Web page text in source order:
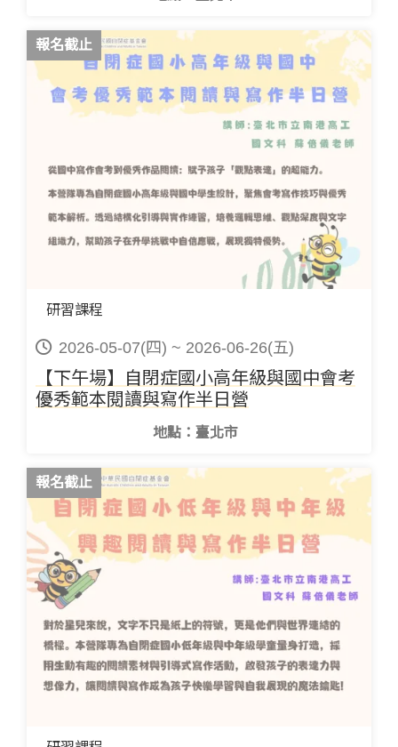
報名截止
研習課程
2026-05-07(四) ~ 2026-06-26(五)
【下午場】自閉症國小高年級與國中會考
優秀範本閱讀與寫作半日營
地點：臺北市
報名截止